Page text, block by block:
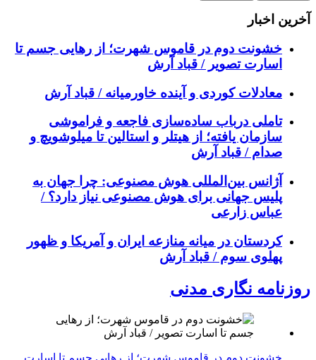
آخرین اخبار
خشونت دوم در قاموس شهرت؛ از رهایی جسم تا
اسارت تصویر / قباد آرش
معادلات کوردی و آینده خاورمیانه / قباد آرش
تاملی درباب سادەسازی فاجعە و فراموشی
سازمان یافتە؛ از هیتلر و استالین تا میلوشویچ و
صدام / قباد آرش
آژانس بین‌المللی هوش مصنوعی: چرا جهان به
پلیس جهانی برای هوش مصنوعی نیاز دارد؟ /
عباس زارعی
کردستان در میانه منازعە ایران و آمریکا و ظهور
پهلوی سوم / قباد آرش
روزنامه نگاری مدنی
خشونت دوم در قاموس شهرت؛ از رهایی جسم تا اسارت